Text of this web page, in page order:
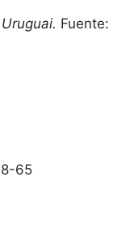
Fuente:
65